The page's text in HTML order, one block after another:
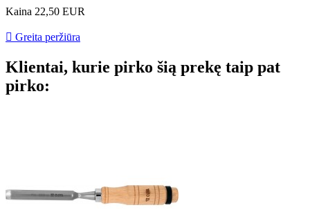
Kaina 22,50 EUR
 Greita peržiūra
Klientai, kurie pirko šią prekę taip pat
pirko: